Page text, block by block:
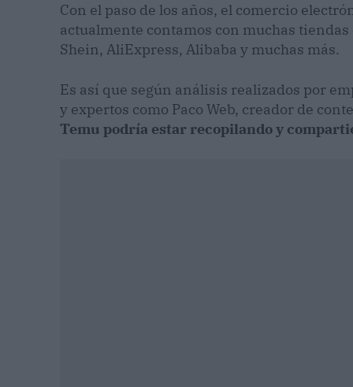
Con el paso de los años, el comercio
actualmente contamos con muchas
Shein, AliExpress, Alibaba y muchas más.
Es así que según análisis realizados por
y expertos como Paco Web, creador de
Temu podría estar recopilando y